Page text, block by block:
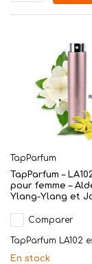
TapParfum
TapParfum –
pour femme –
Ylang-Ylang et
Comparer
TapParfum LA102
En stock